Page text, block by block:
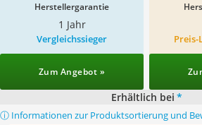
Herstellergarantie
1 Jahr
Vergleichssieger
Zum Angebot »
Preis-
Erhältlich bei *
ⓘ Informationen zur Produktsortierung und